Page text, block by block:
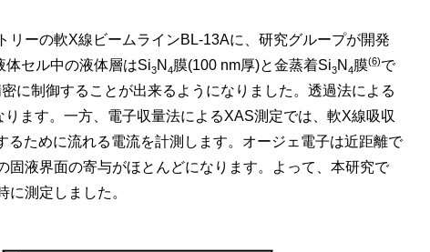
ーの軟X線ビームラインBL-13Aに、研究グループが開発
体セル中の液体層はSi3N 4膜(100 nm厚)と金蒸着Si3N 4膜(6)で
に制御することが出来るようになりました。透過法による
ます。一方、電子収量法によるXAS測定では、軟X線吸収
ために流れる電流を計測します。オージェ電子は近距離で
液界面の寄与がほとんどになります。よって、本研究で
測定しました。